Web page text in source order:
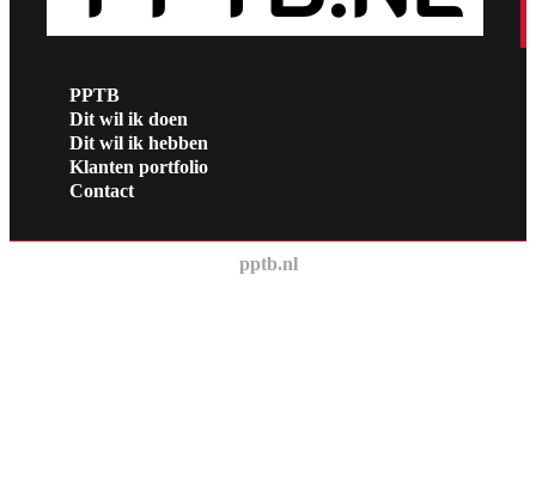
PPTB
Dit wil ik doen
Dit wil ik hebben
Klanten portfolio
Contact
pptb.nl